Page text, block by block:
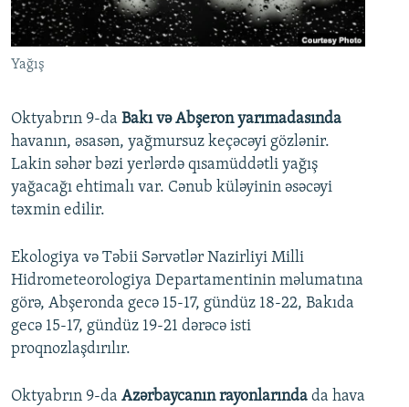
İNFOQRAFIKA
KARIKATURA
AZƏRBAYCAN ƏDƏBIYYATI KITABXANASI
İSLAM VƏ DEMOKRATIYA
MISSIYAMIZ
PEŞƏ ETIKASI VƏ JURNALISTIKA STANDARTLARIMIZ
AZADLIQRADIOSU MOBIL TELEFONUNUZDA
BIZIMLƏ ƏLAQƏ
XƏBƏR BÜLLETENLƏRIMIZ
BIZI IZLƏ
RFE/RL-in bütün saytları
Yağış
Oktyabrın 9-da Bakı və Abşeron yarımadasında
havanın, əsasən, yağmursuz keçəcəyi gözlənir.
Lakin səhər bəzi yerlərdə qısamüddətli yağış
yağacağı ehtimalı var. Cənub küləyinin əsəcəyi
təxmin edilir.
Ekologiya və Təbii Sərvətlər Nazirliyi Milli
Hidrometeorologiya Departamentinin məlumatına
görə, Abşeronda gecə 15-17, gündüz 18-22, Bakıda
gecə 15-17, gündüz 19-21 dərəcə isti
proqnozlaşdırılır.
Oktyabrın 9-da Azərbaycanın rayonlarında da hava